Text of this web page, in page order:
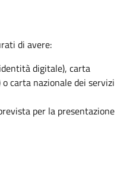
di avere:
digitale), carta
carta nazionale dei servizi
per la presentazione